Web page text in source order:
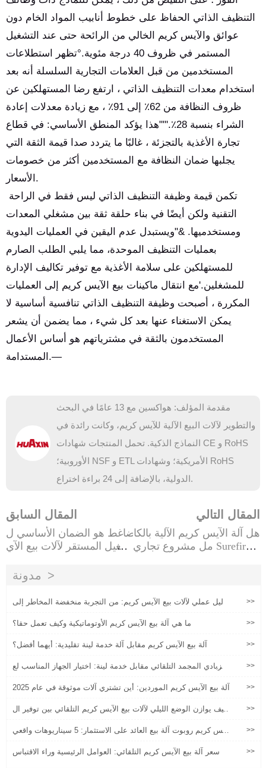
التنظيف الذاتي الحفاظ على خطوط أنابيب المواد الخام دون
عوائق والآيس كريم الخالي من الرائحة حتى عند التشغيل
المستمر في ظروف 40 درجة مئوية.°تظهر استطلاعات
المستخدمين من قبل العلامات التجارية السلسلة أنه بعد
استخدام معدات التنظيف الذاتي ، ارتفع رضا المستهلكين عن
ظروف النظافة من 62٪ إلى 91٪ ، مع زيادة معدلات إعادة
الشراء بنسبة 28٪.'""هذا يؤكد المنطق الأساسي: في قطاع
تجارة الأغذية بالتجزئة ، غالبًا ما يتردد صدا قيمة الثقة التي
يجلبها ضمان النظافة مع المستخدمين أكثر من خصومات
الأسعار.
التقنية ولكن أيضًا في بناء حلقة ثقة بين مشغلي المعدات
ومستخدميها. &"ويستبدل عدم اليقين في العمليات اليدوية
بعمليات التنظيف الموحدة، مما يلبي الطلب الصارم
للمستهلكين على سلامة الأغذية مع توفير تكاليف الإدارة
للمشغلين.'مع انتقال ماكينات بيع الآيس كريم إلى العمليات
المكررة ، أصبحت وظيفة التنظيف الذاتي تنافسية أساسية لا
يمكن الاستغناء عنها بعد كل شيء ، مما يضمن أن يشعر
المستخدمون بالثقة في مشترياتهم هو أساس الأعمال
المستدامة.—
مقدمة المؤلف: هواكسين مع 13 عامًا في البحث
والتطوير لآلات البيع الآلية للآيس كريم، وكانت رائدة في
النماذج الذكية. تحمل المنتجات شهادات CE و RoHS
الأوروبية؛ NSF و ETL الأمريكية؛ وشهادات RoHS
الدولية، بالإضافة إلى 24 براءة اختراع.
المقال السابق
ضاغط هو الضمان الأساسي ل
لتشغيل المستقر لآلات بيع الآي
المقال التالي
هل آلة الآيس كريم الآلية بالكا
مل مشروع تجاري Surefire؟ي
مدونة
دليل عملي لآلات بيع الآيس كريم: من التجربة منخفضة المخاطر إلى
>>
ما هي آلة بيع الآيس كريم الأوتوماتيكية وكيف تعمل حقا؟ >>
آلة بيع الآيس كريم مقابل آلة خدمة لينة تقليدية: أيهما أفضل؟ >>
الزبادي المجمد التلقائي مقابل خدمة لينة: اختيار الجهاز المناسب لع
>>
آلة بيع الآيس كريم الموردين: أين تشتري آلات موثوقة في عام 2025 >>
كيف يوازن الوضع الليلي لآلات بيع الآيس كريم التلقائي بين توفير ال
>>
الآيس كريم روبوت آلة بيع العائد على الاستثمار: 5 سيناريوهات واقعي
>>
سعر آلة بيع الآيس كريم التلقائي: العوامل الرئيسية وراء الاقتباس >>